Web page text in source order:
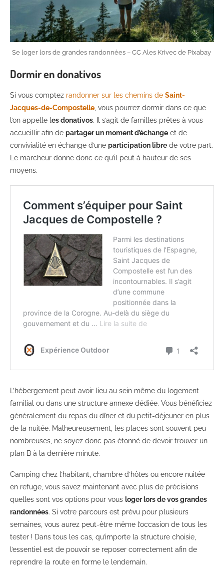
Se loger lors de grandes randonnées – CC Ales Krivec de Pixabay
Dormir en donativos
Si vous comptez randonner sur les chemins de Saint-
Jacques-de-Compostelle , vous pourrez dormir dans ce que
l’on appelle l es donativos. Il s’agit de familles prêtes à vous
accueillir afin de partager un moment d’échange et de
convivialité en échange d’une participation libre de votre part.
Le marcheur donne donc ce qu’il peut à hauteur de ses
moyens.
L’hébergement peut avoir lieu au sein même du logement
familial ou dans une structure annexe dédiée. Vous bénéficiez
généralement du repas du dîner et du petit-déjeuner en plus
de la nuitée. Malheureusement, les places sont souvent peu
nombreuses, ne soyez donc pas étonné de devoir trouver un
plan B à la dernière minute.
Camping chez l’habitant, chambre d’hôtes ou encore nuitée
en refuge, vous savez maintenant avec plus de précisions
quelles sont vos options pour vous loger lors de vos grandes
randonnées. Si votre parcours est prévu pour plusieurs
semaines, vous aurez peut-être même l’occasion de tous les
tester ! Dans tous les cas, qu’importe la structure choisie,
l’essentiel est de pouvoir se reposer correctement afin de
reprendre la route en forme le lendemain.